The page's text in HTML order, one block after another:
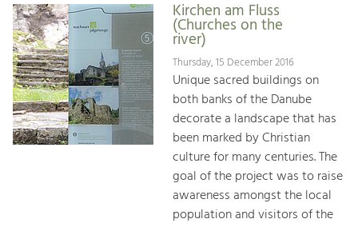
Kirchen am Fluss
(Churches on the
river)
Thursday, 15 December 2016
Unique sacred buildings on
both banks of the Danube
decorate a landscape that has
been marked by Christian
culture for many centuries. The
goal of the project was to raise
awareness amongst the local
population and visitors of the